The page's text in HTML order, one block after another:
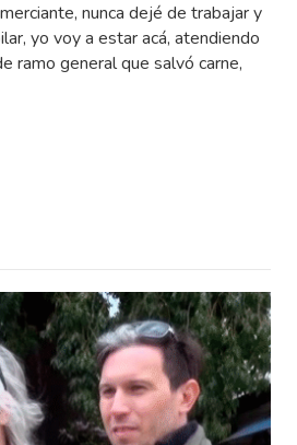
nunca dejé de trabajar y
yo voy a estar acá, atendiendo
ramo general que salvó carne,